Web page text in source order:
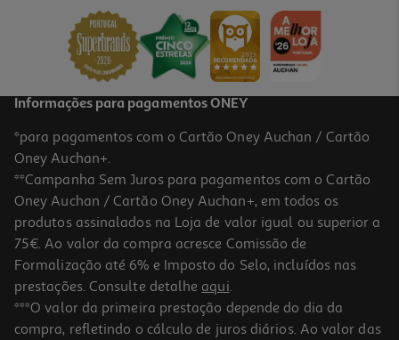
5.0
Gel Dystron Íntimo Deoprotect 400ml
22.23 €/Lt
Informações para pagamentos ONEY
*para pagamentos com o Cartão Oney Auchan / Cartão
Oney Auchan+.
**Campanha Sem Juros para pagamentos com o Cartão
Oney Auchan / Cartão Oney Auchan+, em todos os
produtos assinalados na Loja de valor igual ou superior a
75€. Ao valor da compra acresce Comissão de
Formalização até 6% e Imposto do Selo, incluídos nas
prestações. Consulte detalhe aqui.
***O valor da primeira prestação depende do dia da
compra, refletindo o cálculo de juros diários. Ao valor das